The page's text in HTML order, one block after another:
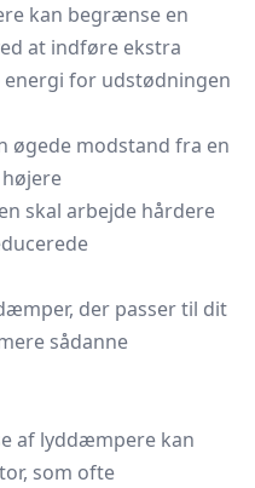
kan begrænse en
at indføre ekstra
for udstødningen
øgede modstand fra en
skal arbejde hårdere
der passer til dit
sådanne
af lyddæmpere kan
som ofte